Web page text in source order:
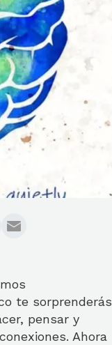
te sorprenderás
pensar y
Ahora